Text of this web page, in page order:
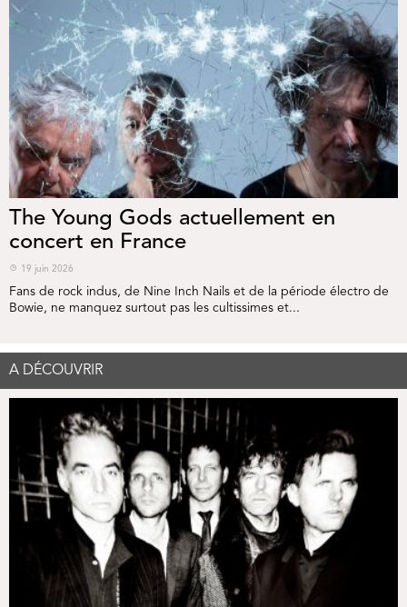
The Young Gods actuellement en
concert en France
19 juin 2026
Fans de rock indus, de Nine Inch Nails et de la période électro de
Bowie, ne manquez surtout pas les cultissimes et...
A DÉCOUVRIR